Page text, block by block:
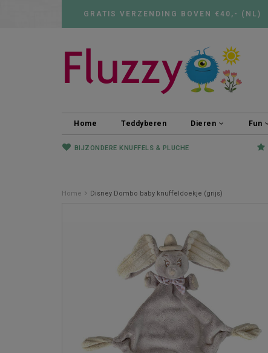
GRATIS VERZENDING BOVEN €40,- (NL)
Home Teddyberen Dieren Fun
BIJZONDERE KNUFFELS & PLUCHE
Home Disney Dombo baby knuffeldoekje (grijs)